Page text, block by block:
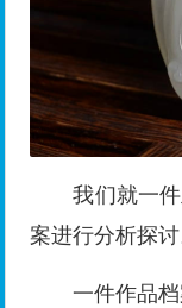
我们就一
案进行分析探讨
一件作品